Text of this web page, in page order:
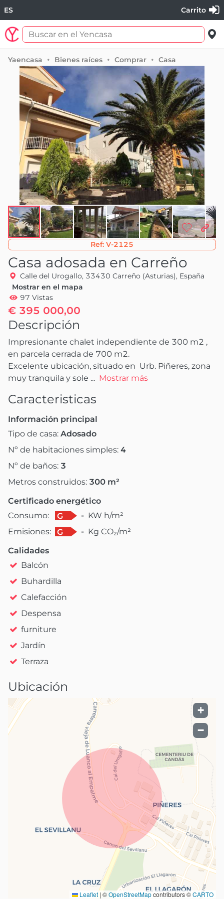
ES Carrito
Yaencasa Bienes raíces Comprar Casa
Ref: V-2125
Casa adosada en Carreño
Calle del Urogallo, 33430 Carreño (Asturias), España
Mostrar en el mapa
97 Vistas
€ 395 000,00
Descripción
Impresionante chalet independiente de 300 m2 ,
en parcela cerrada de 700 m2.
Excelente ubicación, situado en  Urb. Piñeres, zona
muy tranquila y sole ... Mostrar más
Caracteristicas
Información principal
Tipo de casa: Adosado
Nº de habitaciones simples: 4
Nº de baños: 3
Metros construidos: 300 m²
Certificado energético
Consumo:
G - KW h/m²
Emisiones:
G - Kg CO₂/m²
Calidades
Balcón
Buhardilla
Calefacción
Despensa
furniture
Jardín
Terraza
Ubicación
+
−
Leaflet | ©OpenStreetMapcontributors ©CARTO